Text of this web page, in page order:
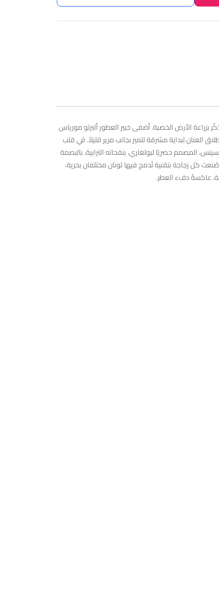
الأرض الخصبة. أضفى خبير العطور ألبرتو مورياس
العنان لبداية مشرقة تتميز بجانب مرير قليلاً. في قلب
المصمم حصريًا لبولغاري، بنفحاته الترابية، بالبصمة
كل زجاجة بتقنية تُدمج فيها لونان مختلفان بحرية،
عاكسةً دفء العطر.